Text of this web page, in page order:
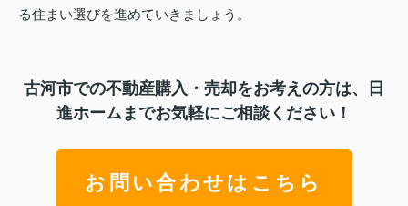
る住まい選びを進めていきましょう。
古河市での不動産購入・売却をお考えの方は、日
進ホームまでお気軽にご相談ください！
お問い合わせはこちら